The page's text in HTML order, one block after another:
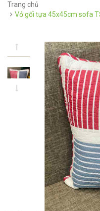
Trang chủ
Vỏ gối tựa 45x45cm sofa